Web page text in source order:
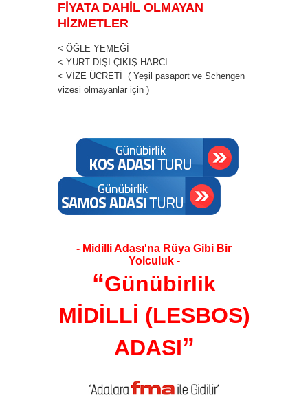
FİYATA DAHİL OLMAYAN
HİZMETLER
< ÖĞLE YEMEĞİ
< YURT DIŞI ÇIKIŞ HARCI
< VİZE ÜCRETİ ( Yeşil pasaport ve Schengen
vizesi olmayanlar için )
- Midilli Adası'na Rüya Gibi Bir
Yolculuk -
“Günübirlik
MİDİLLİ (LESBOS)
ADASI”